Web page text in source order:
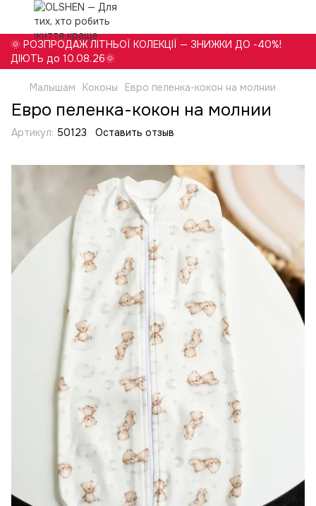
🌞 РОЗПРОДАЖ ЛІТНЬОЇ КОЛЕКЦІЇ — ЗНИЖКИ ДО -40%!
ДІЮТЬ до 10.08.26🌞
Малышам Коконы Евро пеленка-кокон на молнии
Евро пеленка-кокон на молнии
Артикул: 50123 Оставить отзыв